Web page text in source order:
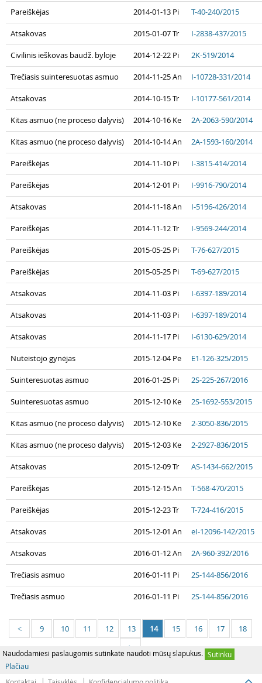
Naudodamiesi paslaugomis sutinkate naudoti mūsų slapukus. Sutinku
Plačiau
Pareiškėjas 2014-01-13 Pi T-40-240/2015
Atsakovas 2015-01-07 Tr I-2838-437/2015
Civilinis ieškovas baudž. byloje 2014-12-22 Pi 2K-519/2014
Trečiasis suinteresuotas asmuo 2014-11-25 An I-10728-331/2014
Atsakovas 2014-10-15 Tr I-10177-561/2014
Kitas asmuo (ne proceso dalyvis) 2014-10-16 Ke 2A-2063-590/2014
Kitas asmuo (ne proceso dalyvis) 2014-10-14 An 2A-1593-160/2014
Pareiškėjas 2014-11-10 Pi I-3815-414/2014
Pareiškėjas 2014-12-01 Pi I-9916-790/2014
Atsakovas 2014-11-18 An I-5196-426/2014
Pareiškėjas 2014-11-12 Tr I-9569-244/2014
Pareiškėjas 2015-05-25 Pi T-76-627/2015
Pareiškėjas 2015-05-25 Pi T-69-627/2015
Atsakovas 2014-11-03 Pi I-6397-189/2014
Atsakovas 2014-11-03 Pi I-6397-189/2014
Atsakovas 2014-11-17 Pi I-6130-629/2014
Nuteistojo gynėjas 2015-12-04 Pe E1-126-325/2015
Suinteresuotas asmuo 2016-01-25 Pi 2S-225-267/2016
Suinteresuotas asmuo 2015-12-10 Ke 2S-1692-553/2015
Kitas asmuo (ne proceso dalyvis) 2015-12-10 Ke 2-3050-836/2015
Kitas asmuo (ne proceso dalyvis) 2015-12-03 Ke 2-2927-836/2015
Atsakovas 2015-12-09 Tr AS-1434-662/2015
Pareiškėjas 2015-12-15 An T-568-470/2015
Pareiškėjas 2015-12-23 Tr T-724-416/2015
Atsakovas 2015-12-01 An eI-12096-142/2015
Atsakovas 2016-01-12 An 2A-960-392/2016
Trečiasis asmuo 2016-01-11 Pi 2S-144-856/2016
Trečiasis asmuo 2016-01-11 Pi 2S-144-856/2016
< 9 10 11 12 13 14 15 16 17 18
>